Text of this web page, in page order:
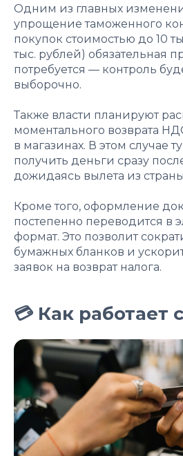
Одним из главных
упрощение таможенного
покупок стоимостью до 10
тыс. рублей) обязательная
потребуется — контроль
выборочно.
Также власти планируют
моментального возврата
в магазинах. В этом случае
получить деньги сразу
дожидаясь вылета из
Кроме того, оформление
постепенно переводится в
формат. Это позволит
бумажных бланков и
заявок на возврат налога.
💳 Как работает